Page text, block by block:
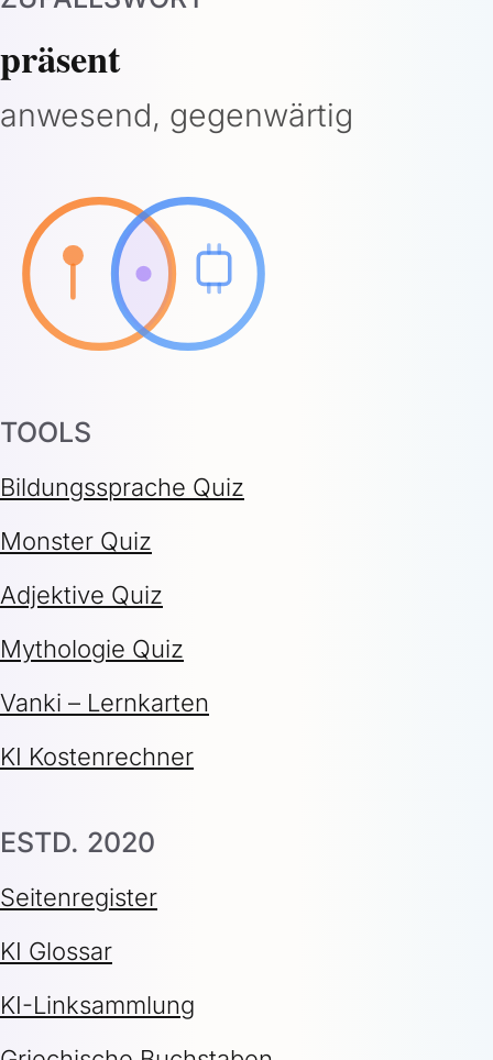
präsent
anwesend, gegenwärtig
TOOLS
Bildungssprache Quiz
Monster Quiz
Adjektive Quiz
Mythologie Quiz
Vanki – Lernkarten
KI Kostenrechner
ESTD. 2020
Seitenregister
KI Glossar
KI-Linksammlung